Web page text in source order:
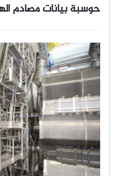
حوسبة بيانات مصادم